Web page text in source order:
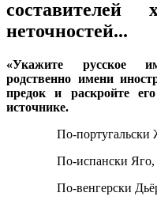
неточностей...
«Укажите русское
родственно имени
предок и раскройте
источнике.
По-
По-испански
По-венгерски